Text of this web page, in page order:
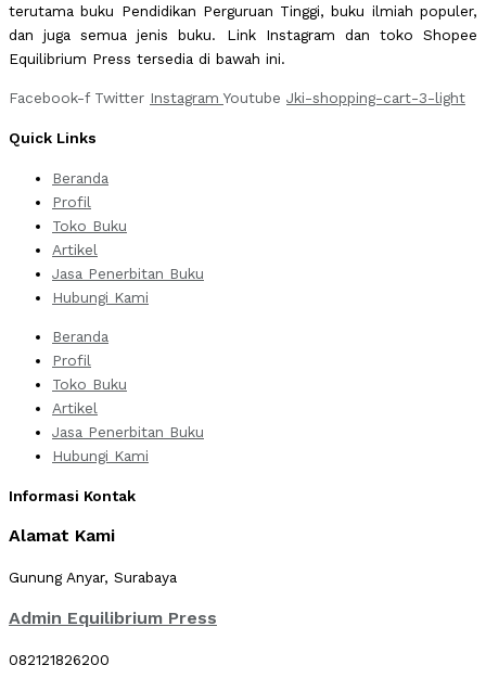
terutama buku Pendidikan Perguruan Tinggi, buku ilmiah populer,
dan juga semua jenis buku. Link Instagram dan toko Shopee
Equilibrium Press tersedia di bawah ini.
Facebook-f Twitter Instagram Youtube Jki-shopping-cart-3-light
Quick Links
Beranda
Profil
Toko Buku
Artikel
Jasa Penerbitan Buku
Hubungi Kami
Beranda
Profil
Toko Buku
Artikel
Jasa Penerbitan Buku
Hubungi Kami
Informasi Kontak
Alamat Kami
Gunung Anyar, Surabaya
Admin Equilibrium Press
082121826200